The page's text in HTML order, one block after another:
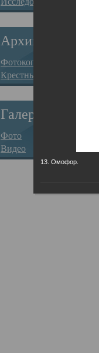
Архив
Фотокопии дел
Крестные ходы
Галерея
Фото
Видео
13. Омофор.